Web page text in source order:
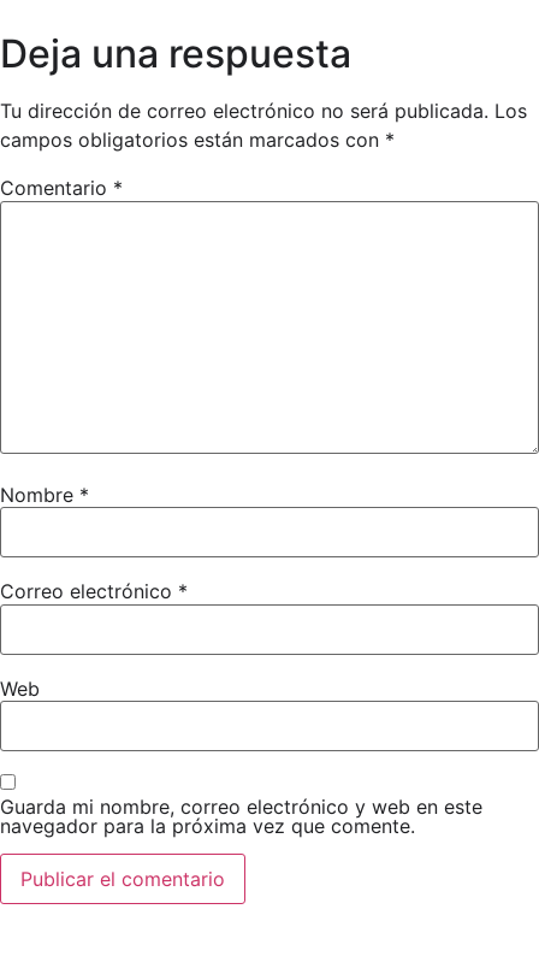
Deja una respuesta
Tu dirección de correo electrónico no será publicada. Los
campos obligatorios están marcados con *
Comentario *
Nombre *
Correo electrónico *
Web
Guarda mi nombre, correo electrónico y web en este
navegador para la próxima vez que comente.